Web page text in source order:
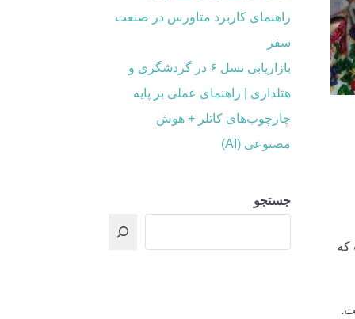
کشور است که
راهنمای کاربرد متاورس در صنعت
سفر
بازاریابی نسل ۶ در گردشگری و
هتلداری | راهنمای عملی بر پایه
چارچوب‌های کاتلر + هوش
مصنوعی (AI)
جستجو